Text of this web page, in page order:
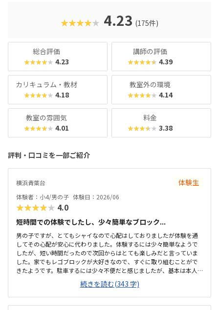
おきたい」方におすすめのスクールといえます。また、いず
れもヒューマンオリジナルの教材で学べるので、高クオリテ
★★★★★ 4.23 (175件)
総合評価
★★★★★ 4.23
講師の評価
★★★★★ 4.39
カリキュラム・教材
★★★★★ 4.18
教室外の環境
★★★★★ 4.14
教室の雰囲気
★★★★★ 4.01
料金
★★★★★ 3.38
評判・口コミを一部ご紹介
横浜青葉台 体験生
体験者：小4/男の子 体験日：2026/06
★★★★★ 4.0
短時間での体験でしたし、少々簡単なブロック...
男の子ですが、とてもシャイなので心配はしておりましたが体験を通
してその心配が安心に代わりました。体験するには少々簡単なようで
したが、短い時間だったので次回からはとても楽しみだと言っていま
した。家でもレゴブロックが大好きなので、すぐに取り組むことがで
きたようです。駐車するには少々不便だと感じましたが、基本は本人
の送迎だけになるので問題ないと感じましたし、駅ちかでなくても車
なので問題ないです落ち着いた雰囲気でしたが、作業スペースが子供
の人数には狭いのではないかと思いました。せめて1か月3回 もしく
は90分ではなく120分だといいかなと、プログラミング教室は週1回の
続きを読む(343 字)